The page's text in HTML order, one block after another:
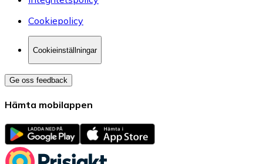
Cookiepolicy
Cookieinställningar
Ge oss feedback
Hämta mobilappen